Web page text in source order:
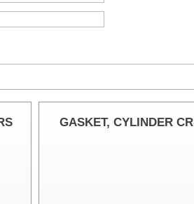
GASKET, CYLINDER